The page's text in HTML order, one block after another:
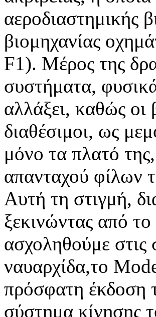
αεροδιαστημικής
βιομηχανίας
F1). Μέρος της
συστήματα,
αλλάξει, καθώς οι
διαθέσιμοι, ως
μόνο τα πλατό
απανταχού φίλων
Αυτή τη στιγμή,
ξεκινώντας από
ασχοληθούμε στις
ναυαρχίδα,το
πρόσφατη έκδοση
σύστημα κίνησης